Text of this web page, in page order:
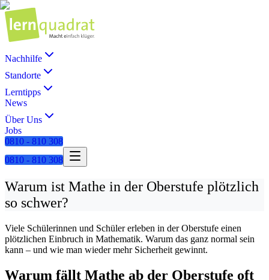
Nachhilfe
Standorte
Lerntipps
News
Über Uns
Jobs
0810 - 810 308
0810 - 810 308
Warum ist Mathe in der Oberstufe plötzlich
so schwer?
Viele Schülerinnen und Schüler erleben in der Oberstufe einen
plötzlichen Einbruch in Mathematik. Warum das ganz normal sein
kann – und wie man wieder mehr Sicherheit gewinnt.
Warum fällt Mathe ab der Oberstufe oft